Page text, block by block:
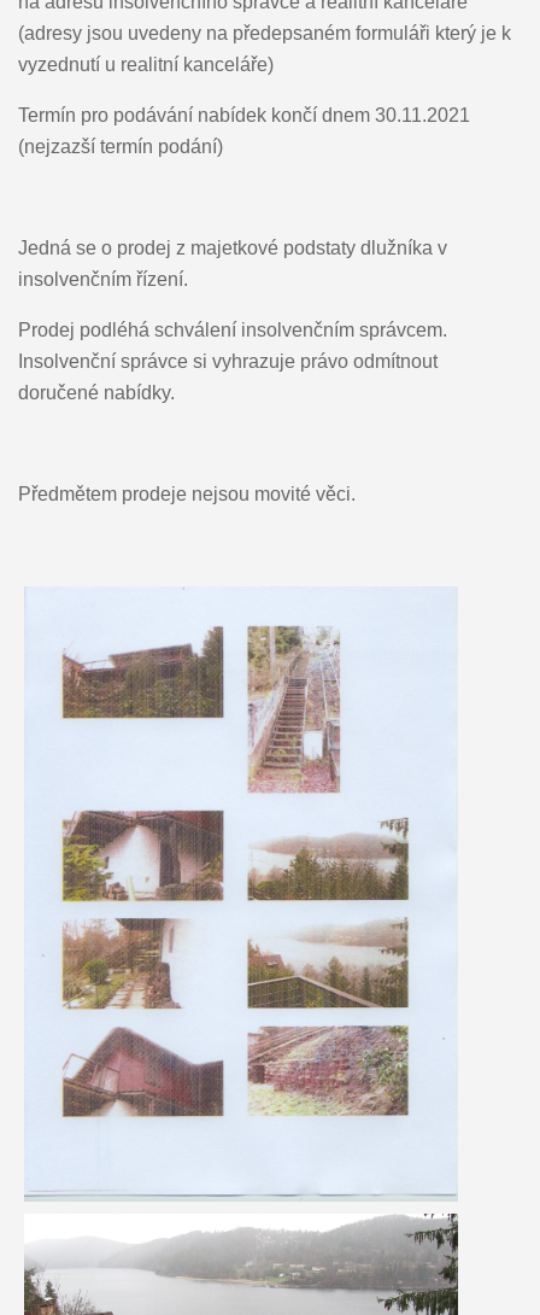
(adresy jsou uvedeny na předepsaném formuláři který je k
vyzednutí u realitní kanceláře)
Termín pro podávání nabídek končí dnem 30.11.2021
(nejzazší termín podání)
Jedná se o prodej z majetkové podstaty dlužníka v
insolvenčním řízení.
Prodej podléhá schválení insolvenčním správcem.
Insolvenční správce si vyhrazuje právo odmítnout
doručené nabídky.
Předmětem prodeje nejsou movité věci.